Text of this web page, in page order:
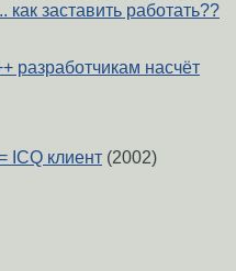
как заставить работать??
разработчикам насчёт
ICQ клиент (2002)